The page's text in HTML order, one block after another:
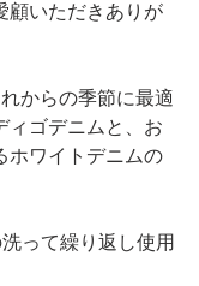
顧いただきありが
からの季節に最適
ィゴデニムと、お
ホワイトデニムの
って繰り返し使用